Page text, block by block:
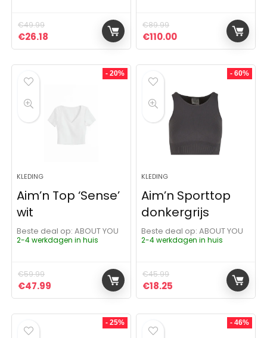
€49.99
Oorspronkelijke prijs was: €49.99.
€26.18 Huidige prijs is: €26.18.
€89.99
Oorspronkelijke prijs
€110.00Huidige prijs is:
- 20%
KLEDING
Aim’n Top ‘Sense’
wit
Beste deal op:
ABOUT YOU
2-4 werkdagen in huis
€59.99
Oorspronkelijke prijs was: €59.99.
€47.99 Huidige prijs is: €47.99.
- 60%
KLEDING
Aim’n Sporttop
donkergrijs
Beste deal op:
ABOUT YOU
2-4 werkdagen in huis
€45.99
Oorspronkelijke prijs
€18.25 Huidige prijs is:
- 25% - 46%